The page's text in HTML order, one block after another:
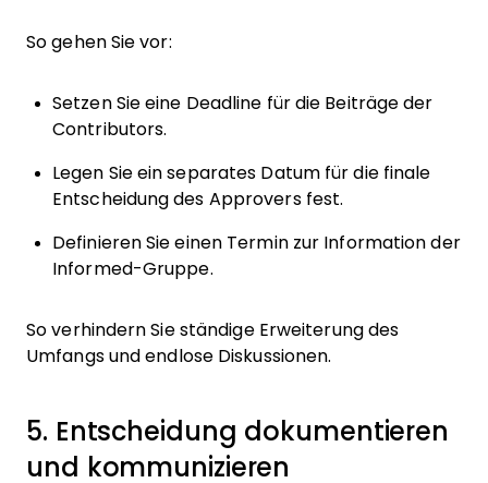
So gehen Sie vor:
Setzen Sie eine Deadline für die Beiträge der
Contributors.
Legen Sie ein separates Datum für die finale
Entscheidung des Approvers fest.
Definieren Sie einen Termin zur Information der
Informed-Gruppe.
So verhindern Sie ständige Erweiterung des
Umfangs und endlose Diskussionen.
5. Entscheidung dokumentieren
und kommunizieren